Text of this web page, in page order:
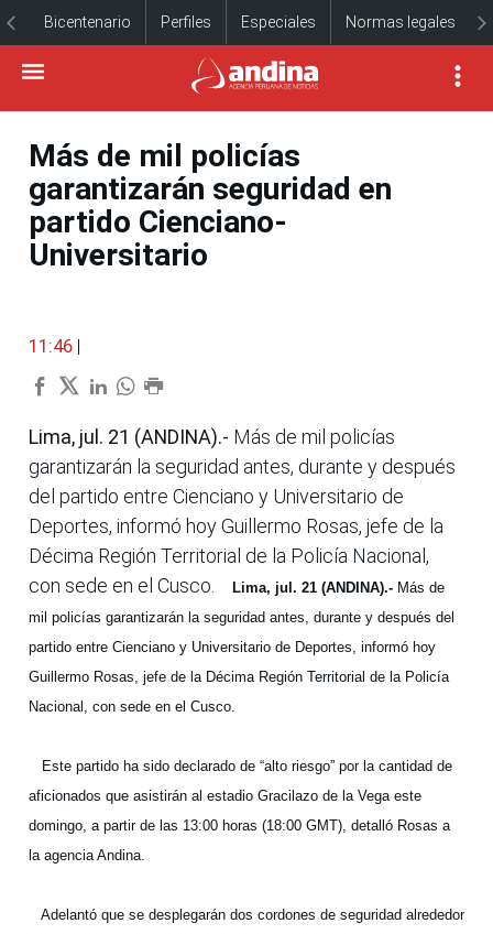
Bicentenario Perfiles Especiales Normas legales
Más de mil policías
garantizarán seguridad en
partido Cienciano-
Universitario
11:46 |
Lima, jul. 21 (ANDINA).- Más de mil policías
garantizarán la seguridad antes, durante y después
del partido entre Cienciano y Universitario de
Deportes, informó hoy Guillermo Rosas, jefe de la
Décima Región Territorial de la Policía Nacional,
con sede en el Cusco.
Lima, jul. 21 (ANDINA).- Más de
mil policías garantizarán la seguridad antes, durante y después del
partido entre Cienciano y Universitario de Deportes, informó hoy
Guillermo Rosas, jefe de la Décima Región Territorial de la Policía
Nacional, con sede en el Cusco.
Este partido ha sido declarado de “alto riesgo” por la cantidad de
aficionados que asistirán al estadio Gracilazo de la Vega este
domingo, a partir de las 13:00 horas (18:00 GMT), detalló Rosas a
la agencia Andina.
Adelantó que se desplegarán dos cordones de seguridad alrededor